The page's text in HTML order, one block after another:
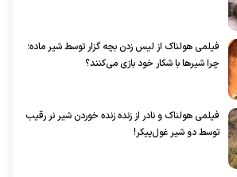
فیلمی هولناک از لیس زدن بچه گزار توسط شیر ماده؛
چرا شیرها با شکار خود بازی می‌کنند؟
فیلمی هولناک و نادر از زنده زنده خوردن شیر نر رقیب
توسط دو شیر غول‌پیکر!